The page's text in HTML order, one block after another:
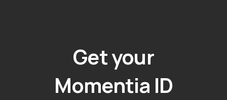
Get your
Momentia ID